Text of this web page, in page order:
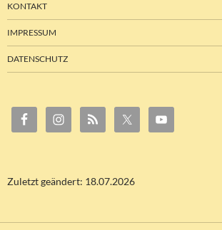
KONTAKT
IMPRESSUM
DATENSCHUTZ
Zuletzt geändert: 18.07.2026